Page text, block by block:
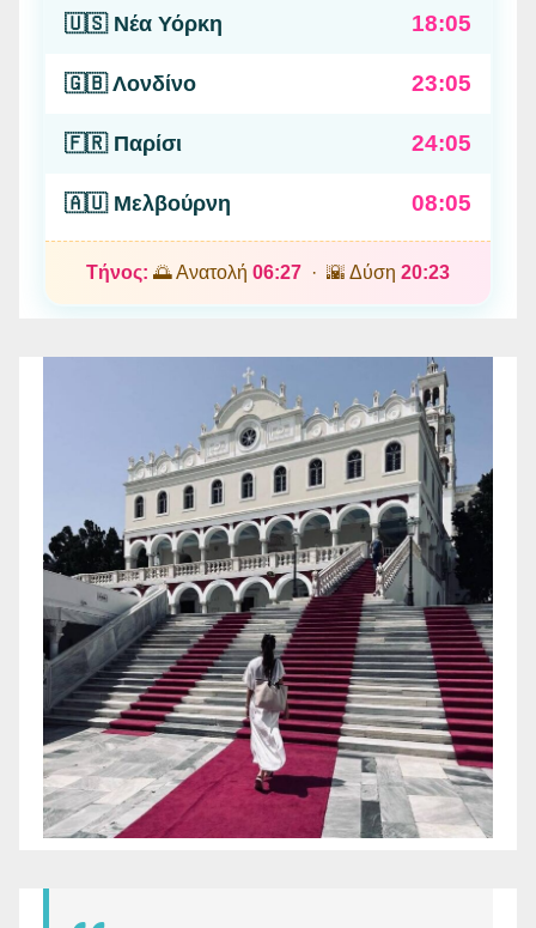
🇺🇸 Νέα Υόρκη 18:05
🇬🇧 Λονδίνο 23:05
🇫🇷 Παρίσι 24:05
🇦🇺 Μελβούρνη 08:05
Τήνος: 🌅 Ανατολή 06:27 · 🌇 Δύση 20:23